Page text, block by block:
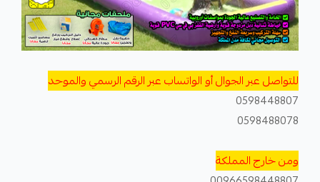
للتواصل عبر الجوال أو الواتساب عبر الرقم الرسمي والموحد
0598448807
0598488078
ومن خارج المملكة